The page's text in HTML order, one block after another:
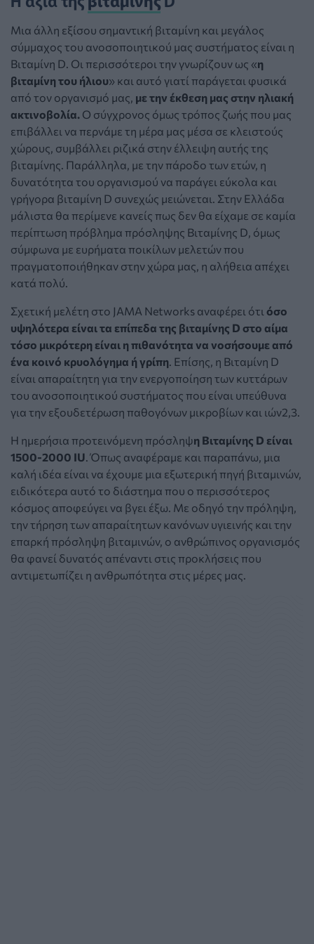
Μια άλλη εξίσου σημαντική βιταμίνη και μεγάλος
σύμμαχος του ανοσοποιητικού μας συστήματος είναι η
Βιταμίνη D. Οι περισσότεροι την γνωρίζουν ως «η
βιταμίνη του ήλιου» και αυτό γιατί παράγεται φυσικά
από τον οργανισμό μας, με την έκθεση μας στην ηλιακή
ακτινοβολία. Ο σύγχρονος όμως τρόπος ζωής που μας
επιβάλλει να περνάμε τη μέρα μας μέσα σε κλειστούς
χώρους, συμβάλλει ριζικά στην έλλειψη αυτής της
βιταμίνης. Παράλληλα, με την πάροδο των ετών, η
δυνατότητα του οργανισμού να παράγει εύκολα και
γρήγορα βιταμίνη D συνεχώς μειώνεται. Στην Ελλάδα
μάλιστα θα περίμενε κανείς πως δεν θα είχαμε σε καμία
περίπτωση πρόβλημα πρόσληψης Βιταμίνης D, όμως
σύμφωνα με ευρήματα ποικίλων μελετών που
πραγματοποιήθηκαν στην χώρα μας, η αλήθεια απέχει
κατά πολύ.
Σχετική μελέτη στο JAMA Networks αναφέρει ότι όσο
υψηλότερα είναι τα επίπεδα της βιταμίνης D στο αίμα
τόσο μικρότερη είναι η πιθανότητα να νοσήσουμε από
ένα κοινό κρυολόγημα ή γρίπη . Επίσης, η Βιταμίνη D
είναι απαραίτητη για την ενεργοποίηση των κυττάρων
του ανοσοποιητικού συστήματος που είναι υπεύθυνα
για την εξουδετέρωση παθογόνων μικροβίων και ιών2,3.
Η ημερήσια προτεινόμενη πρόσληψη Βιταμίνης D είναι
1500-2000 IU . Όπως αναφέραμε και παραπάνω, μια
καλή ιδέα είναι να έχουμε μια εξωτερική πηγή βιταμινών,
ειδικότερα αυτό το διάστημα που ο περισσότερος
κόσμος αποφεύγει να βγει έξω. Με οδηγό την πρόληψη,
την τήρηση των απαραίτητων κανόνων υγιεινής και την
επαρκή πρόσληψη βιταμινών, ο ανθρώπινος οργανισμός
θα φανεί δυνατός απέναντι στις προκλήσεις που
αντιμετωπίζει η ανθρωπότητα στις μέρες μας.